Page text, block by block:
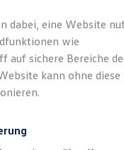
Leasing
dabei, eine Website
wie
auf sichere Bereiche
kann ohne diese